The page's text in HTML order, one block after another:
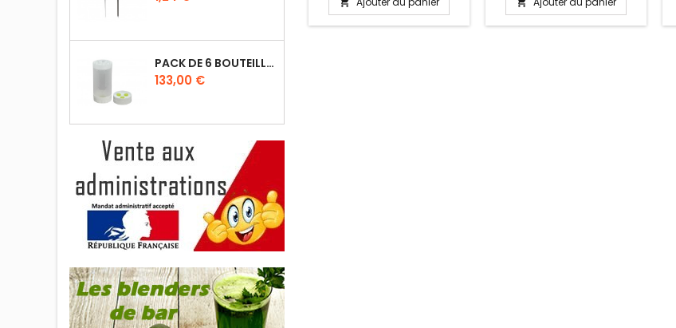
PACK DE 6 BOUTEILLES SAUCE GUN 630 ML AVEC MEMBRANE 3 TROUS
Prix
133,00 €
placés sur sur un comptoir
Fabriqué en plexi